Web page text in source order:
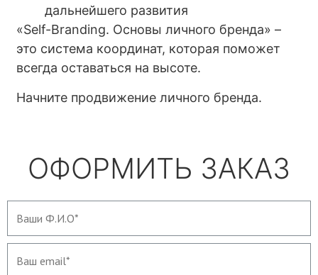
дальнейшего развития
«Self-Branding. Основы личного бренда» –
это система координат, которая поможет
всегда оставаться на высоте.
Начните продвижение личного бренда.
ОФОРМИТЬ ЗАКАЗ